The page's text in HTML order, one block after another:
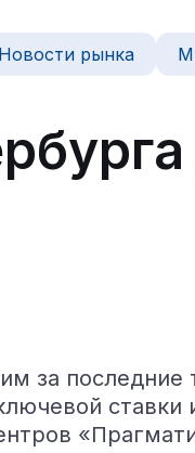
Новости рынка
за
ставки